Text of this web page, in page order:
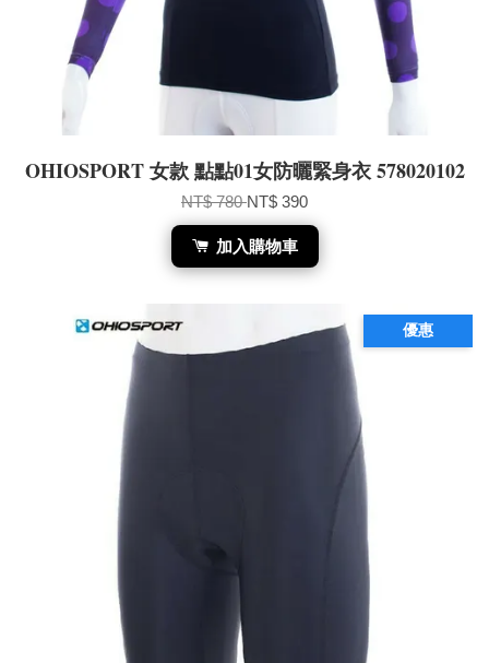
OHIOSPORT 女款 點點01女防曬緊身衣 578020102
NT$ 780NT$ 390
加入購物車
優惠